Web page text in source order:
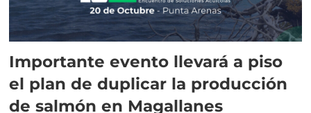
Importante evento llevará a piso
el plan de duplicar la producción
de salmón en Magallanes